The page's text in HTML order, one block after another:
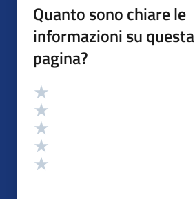
Quanto sono chiare le
informazioni su questa
pagina?
Valutazione